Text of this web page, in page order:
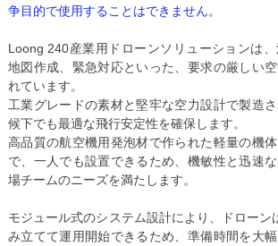
争目的で使用することはできません。
Loong 240産業用ドローンソリューションは、
地図作成、緊急対応といった、要求の厳しい
れています。
工業グレードの素材と堅牢な空力設計で製造
候下でも最適な飛行安定性を確保します。
高品質の航空機用発泡材で作られた軽量の機
で、一人でも設置できるため、機敏性と迅速
場チームのニーズを満たします。
モジュール式のシステム設計により、ドローン
み立てて運用開始できるため、準備時間を大